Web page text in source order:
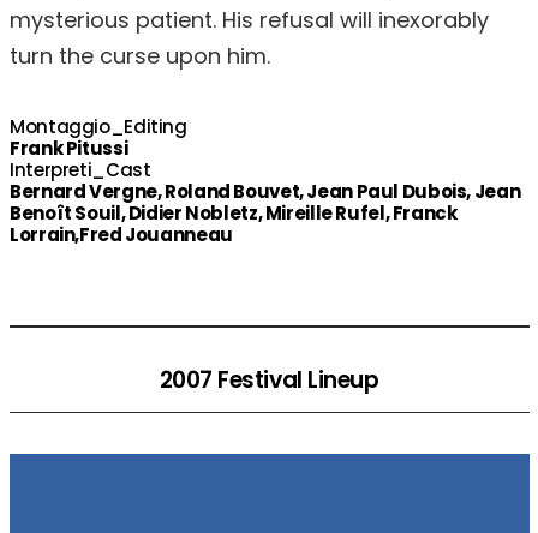
mysterious patient. His refusal will inexorably
turn the curse upon him.
Montaggio_Editing
Frank Pitussi
Interpreti_Cast
Bernard Vergne, Roland Bouvet, Jean Paul Dubois, Jean
Benoît Souil, Didier Nobletz, Mireille Rufel, Franck
Lorrain,Fred Jouanneau
2007 Festival Lineup